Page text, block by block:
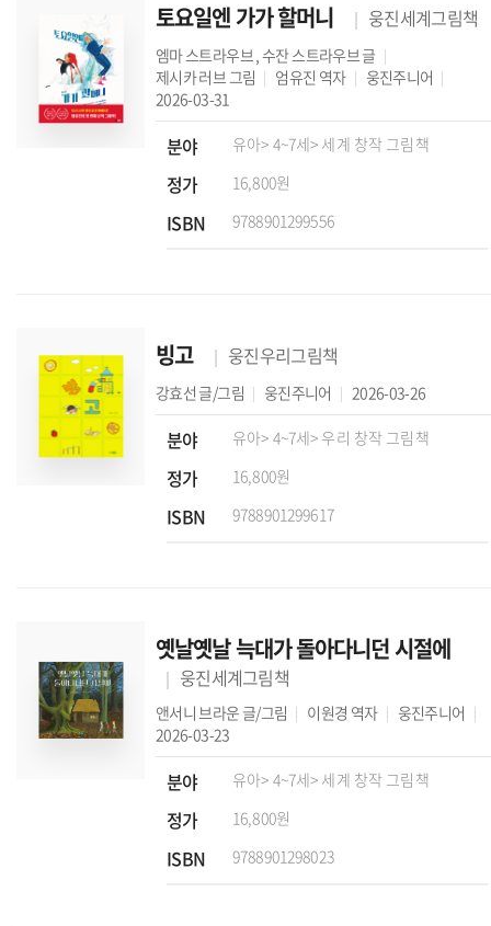
토요일엔 가가 할머니 웅진세계그림책
엠마 스트라우브,수잔 스트라우브글
제시카 러브그림 엄유진 역자
웅진주니어
2026-03-31
분야 유아> 4~7세> 세계 창작 그림책
정가 16,800원
ISBN 9788901299556
빙고 웅진우리그림책
강효선 글/그림 웅진주니어 2026-03-26
분야 유아> 4~7세> 우리 창작 그림책
정가 16,800원
ISBN 9788901299617
옛날옛날 늑대가 돌아다니던 시절에
웅진세계그림책
앤서니 브라운 글/그림 이원경 역자
웅진주니어
2026-03-23
분야 유아> 4~7세> 세계 창작 그림책
정가 16,800원
ISBN 9788901298023